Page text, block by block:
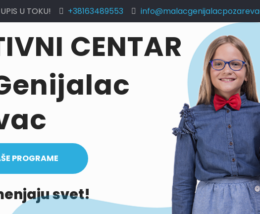
U TOKU! +38163489553
CENTAR
PROGRAME
svet!